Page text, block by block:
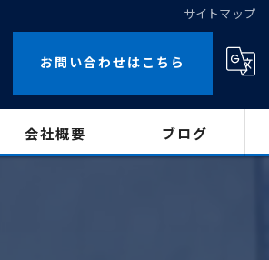
サイトマップ
お問い合わせはこちら
会社概要 ブログ